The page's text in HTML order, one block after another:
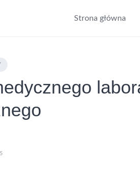
Strona główna